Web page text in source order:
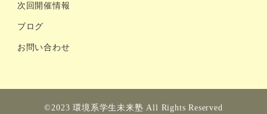
次回開催情報
ブログ
お問い合わせ
©️2023 環境系学生未来塾 All Rights Reserved